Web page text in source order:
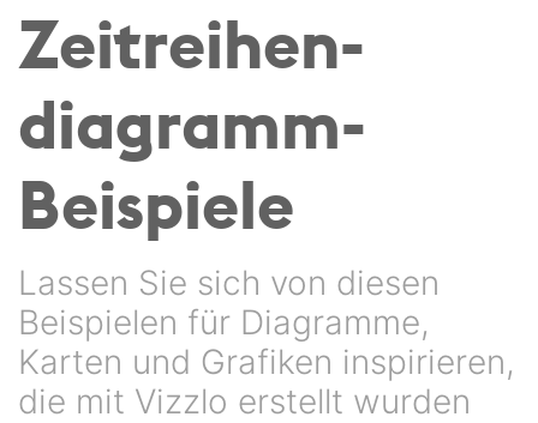
Zeitreihen­
diagramm-
Beispiele
Lassen Sie sich von diesen
Beispielen für Diagramme,
Karten und Grafiken inspirieren,
die mit Vizzlo erstellt wurden